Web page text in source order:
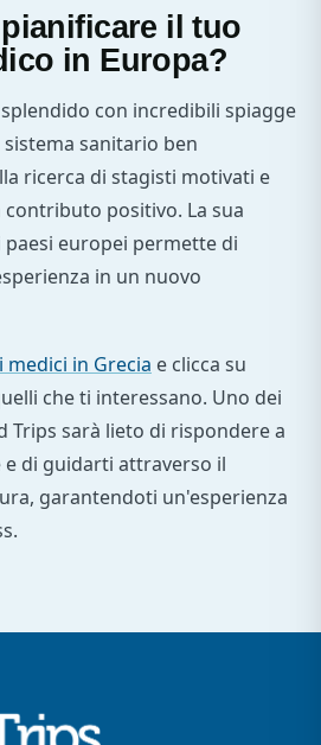
il tuo
in Europa?
splendido con incredibili spiagge
sanitario ben
ricerca di stagisti motivati e
positivo. La sua
europei permette di
in un nuovo
in Grecia e clicca su
che ti interessano. Uno dei
Trips sarà lieto di rispondere a
di guidarti attraverso il
garantendoti un'esperienza